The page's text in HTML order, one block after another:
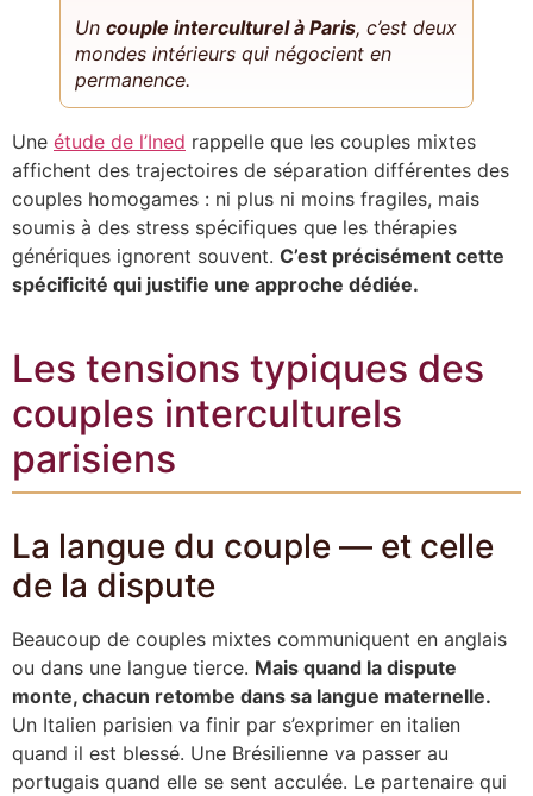
Un couple interculturel à Paris, c’est deux
mondes intérieurs qui négocient en
permanence.
Une étude de l’Ined rappelle que les couples mixtes
affichent des trajectoires de séparation différentes des
couples homogames : ni plus ni moins fragiles, mais
soumis à des stress spécifiques que les thérapies
génériques ignorent souvent. C’est précisément cette
spécificité qui justifie une approche dédiée.
Les tensions typiques des
couples interculturels
parisiens
La langue du couple — et celle
de la dispute
Beaucoup de couples mixtes communiquent en anglais
ou dans une langue tierce. Mais quand la dispute
monte, chacun retombe dans sa langue maternelle.
Un Italien parisien va finir par s’exprimer en italien
quand il est blessé. Une Brésilienne va passer au
portugais quand elle se sent acculée. Le partenaire qui